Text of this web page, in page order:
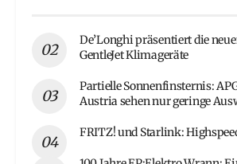
De’Longhi präsentiert die
GentleJet Klimageräte
Partielle Sonnenfinsternis:
Austria sehen nur geringe
FRITZ! und Starlink: